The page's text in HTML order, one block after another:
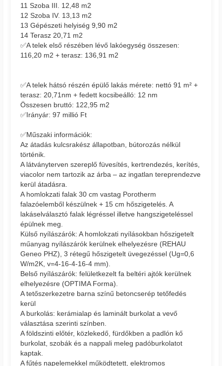
11 Szoba III. 12,48 m2
12 Szoba IV. 13,13 m2
13 Gépészeti helyiség 9,90 m2
14 Terasz 20,71 m2
✅A telek első részében lévő lakóegység összesen:
116,20 m2 + terasz: 136,91 m2
✅A telek hátsó részén épülő lakás mérete: nettó 91 m² +
terasz: 20,71nm + fedett kocsibeálló: 12 nm
Összesen bruttó: 122,95 m2
✅Irányár: 97 millió Ft
✅Műszaki információk:
Az átadás kulcsrakész állapotban, bútorozás nélkül
történik.
A látványterven szereplő füvesítés, kertrendezés, kerítés,
viacolor nem tartozik az árba – az ingatlan tereprendezve
kerül átadásra.
A homlokzati falak 30 cm vastag Porotherm
falazóelemből készülnek + 15 cm hőszigetelés. A
lakáselválasztó falak légréssel illetve hangszigeteléssel
épülnek meg.
Külső nyílászárók: A homlokzati nyílásokban hőszigetelt
műanyag nyílászárók kerülnek elhelyezésre (REHAU
Geneo PHZ), 3 rétegű hőszigetelt üvegezéssel (Ug=0,6
W/m2K, v=4-16-4-16-4 mm).
Belső nyílászárók: felületkezelt fa beltéri ajtók kerülnek
elhelyezésre (OPTIMA Forma).
A tetőszerkezetre barna színű betoncserép tetőfedés
kerül
A burkolás: kerámialap és laminált burkolat a vevő
választása szerinti színben.
A földszinti előtér, közlekedő, fürdőkben a padlón kő
burkolat, szobák és a nappali meleg padóburkolatot
kaptak.
A fűtés napelemekkel működtetett, elektromos